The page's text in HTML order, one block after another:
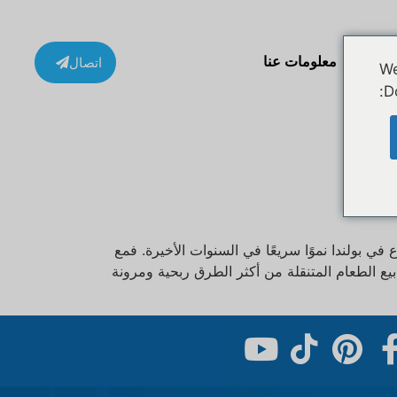
معلومات عنا اتصال
بولندا نموًا سريعًا في السنوات الأخيرة. فمع
الطعام المتنقلة من أكثر الطرق ربحية ومرونة